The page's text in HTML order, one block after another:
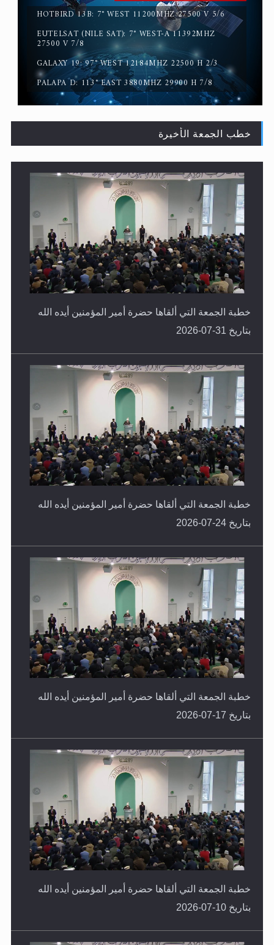
القرآن قاضٍ وحكمٌ على السنة ومهيمنٌ عليها.. ليس العكس
لا ناسخ ولا منسوخ في القرآن الكريم
HOTBIRD 13B: 7° WEST 11200MHZ 27500 V 5/6
EUTELSAT (NILE SAT): 7° WEST-A 11392MHZ
27500 V 7/8
GALAXY 19: 97° WEST 12184MHZ 22500 H 2/3
PALAPA D: 113° EAST 3880MHZ 29900 H 7/8
خطب الجمعة الأخيرة
خطبة الجمعة التي ألقاها حضرة أمير المؤمنين أيده الله
بتاريخ 31-07-2026
خطبة الجمعة التي ألقاها حضرة أمير المؤمنين أيده الله
بتاريخ 24-07-2026
خطبة الجمعة التي ألقاها حضرة أمير المؤمنين أيده الله
بتاريخ 17-07-2026
خطبة الجمعة التي ألقاها حضرة أمير المؤمنين أيده الله
بتاريخ 10-07-2026